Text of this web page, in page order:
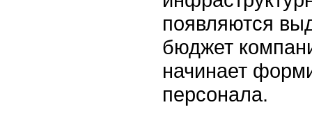
появляются
бюджет
начинает
персонала.